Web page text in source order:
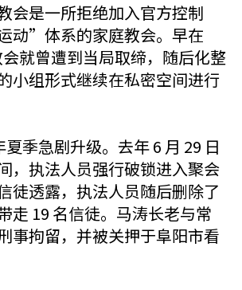
会是一所拒绝加入官方控制
动”体系的家庭教会。早在
就曾遭到当局取缔，随后化整
小组形式继续在私密空间进行
季急剧升级。去年 6 月 29 日
，执法人员强行破锁进入聚会
徒透露，执法人员随后删除了
走 19 名信徒。马涛长老与常
事拘留，并被关押于阜阳市看